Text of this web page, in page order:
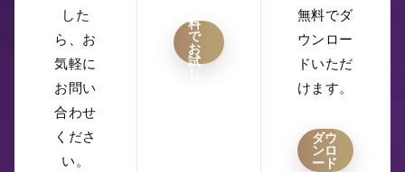
した
ら、お
気軽に
お問い
合わせ
くださ
い。
料
で
お
試
無料でダ
ウンロー
ドいただ
けます。
ダウ
ンロ
ード